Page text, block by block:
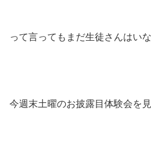
って言ってもまだ生徒さんはい
今週末土曜のお披露目体験会を